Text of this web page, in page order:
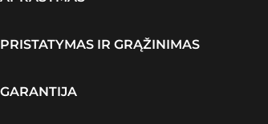
PRISTATYMAS IR GRĄŽINIMAS
GARANTIJA